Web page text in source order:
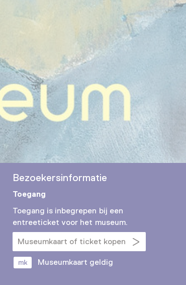
Bezoekersinformatie
Toegang
Toegang is inbegrepen bij een
entreeticket voor het museum.
Museumkaart of ticket kopen
Museumkaart geldig